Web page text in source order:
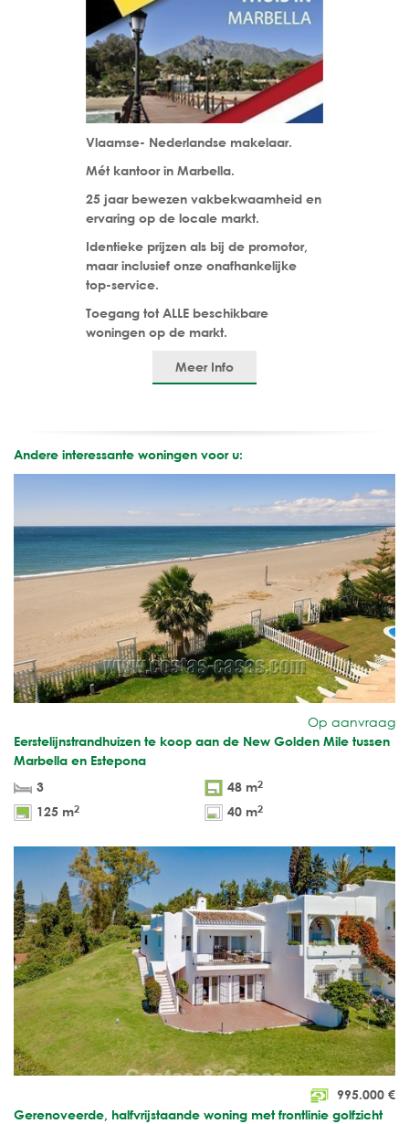
Vlaamse- Nederlandse makelaar.
Mét kantoor in Marbella.
25 jaar bewezen vakbekwaamheid en
ervaring op de locale markt.
Identieke prijzen als bij de promotor,
maar inclusief onze onafhankelijke
top-service.
Toegang tot ALLE beschikbare
woningen op de markt.
Meer Info
Andere interessante woningen voor u:
Op aanvraag
Eerstelijnstrandhuizen te koop aan de New Golden Mile tussen
Marbella en Estepona
3
48 m2
125 m2 40 m2
995.000 €
Gerenoveerde, halfvrijstaande woning met frontlinie golfzicht